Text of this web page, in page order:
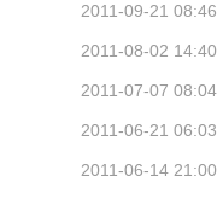
2011-09-21 08:46
2011-08-02 14:40
2011-07-07 08:04
2011-06-21 06:03
2011-06-14 21:00